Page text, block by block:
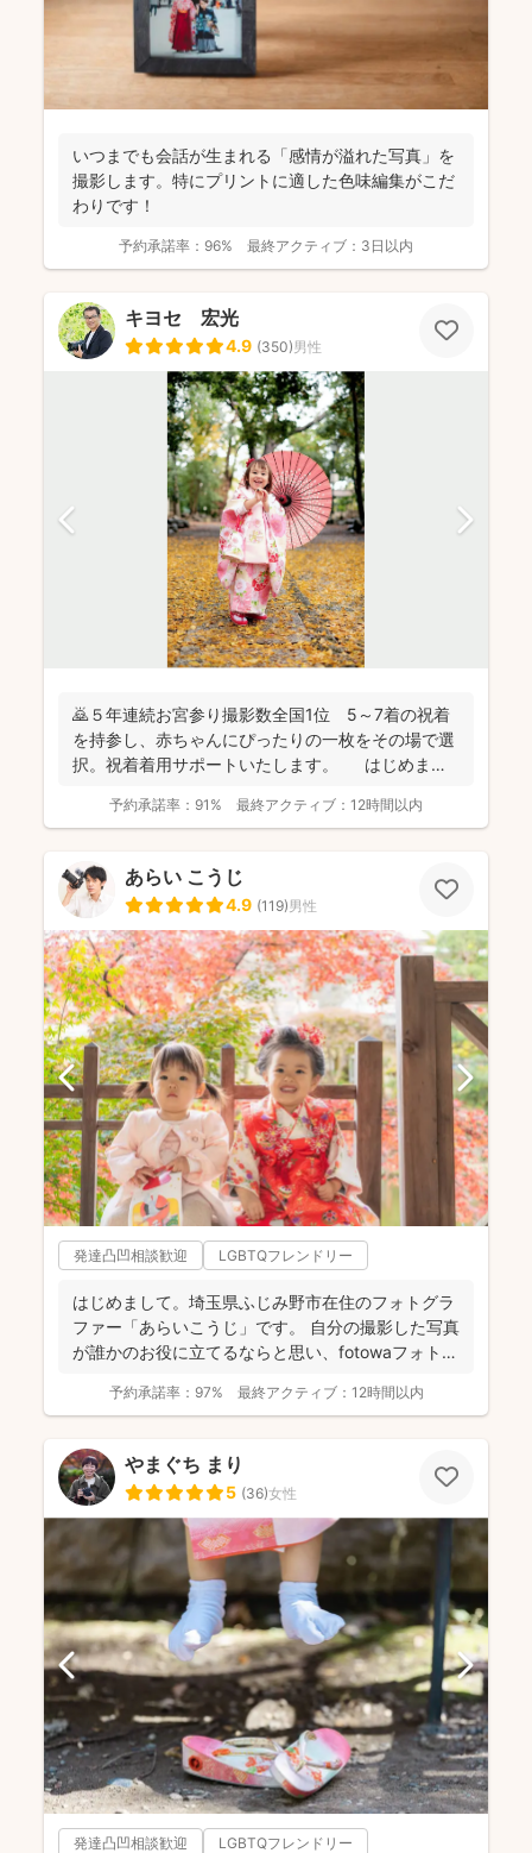
いつまでも会話が生まれる「感情が溢れた写真」を
撮影します。特にプリントに適した色味編集がこだ
わりです！
予約承諾率： 96% 最終アクティブ： 3日以内
キヨセ 宏光
4.9 (350)男性
🙇５年連続お宮参り撮影数全国1位 5～7着の祝着
を持参し、赤ちゃんにぴったりの一枚をその場で選
択。祝着着用サポートいたします。 はじめまし
予約承諾率： 91% 最終アクティブ： 12時間以内
あらい こうじ
4.9 (119)男性
発達凸凹相談歓迎 LGBTQフレンドリー
はじめまして。埼玉県ふじみ野市在住のフォトグラ
ファー「あらいこうじ」です。 自分の撮影した写真
が誰かのお役に立てるならと思い、fotowaフォトグ
予約承諾率： 97% 最終アクティブ： 12時間以内
やまぐち まり
5 (36)女性
発達凸凹相談歓迎 LGBTQフレンドリー